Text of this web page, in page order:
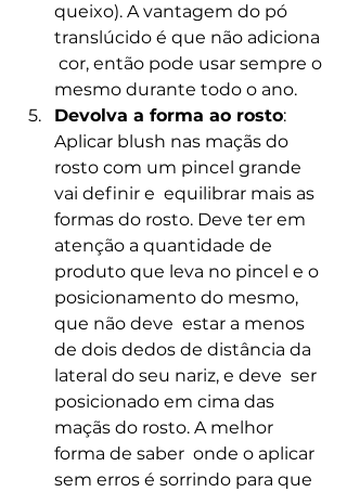
queixo). A vantagem do pó
translúcido é que não adiciona
cor, então pode usar sempre o
mesmo durante todo o ano.
Devolva a forma ao rosto:
Aplicar blush nas maçãs do
rosto com um pincel grande
vai definir e  equilibrar mais as
formas do rosto. Deve ter em
atenção a quantidade de
produto que leva no pincel e o
posicionamento do mesmo,
que não deve  estar a menos
de dois dedos de distância da
lateral do seu nariz, e deve  ser
posicionado em cima das
maçãs do rosto. A melhor
forma de saber  onde o aplicar
sem erros é sorrindo para que